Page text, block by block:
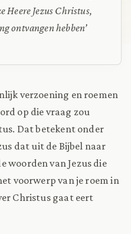
Heere Jezus Christus,
ontvangen hebben’
verzoening en roemen
op die vraag zou
Dat betekent onder
dat uit de Bijbel naar
woorden van Jezus die
voorwerp van je roem in
Christus gaat eert